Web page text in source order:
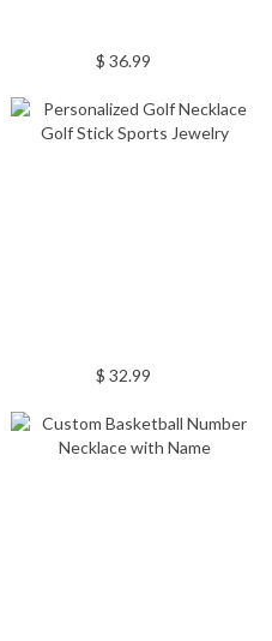
$ 36.99
$ 32.99